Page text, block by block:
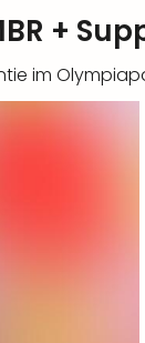
+
im